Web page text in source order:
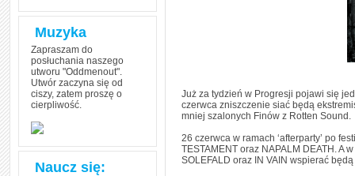
Muzyka
Zapraszam do
posłuchania naszego
utworu "Oddmenout".
Utwór zaczyna się od
ciszy, zatem proszę o
cierpliwość.
Naucz się:
Jak stworzyć fenomen
egzamin? Poznaj metody
Już za tydzień w Progresji pojawi się
czerwca zniszczenie siać będą
mniej szalonych Finów z Rotten Sound.
26 czerwca w ramach ‘afterparty’ po
TESTAMENT oraz NAPALM DEATH. A
SOLEFALD oraz IN VAIN wspierać